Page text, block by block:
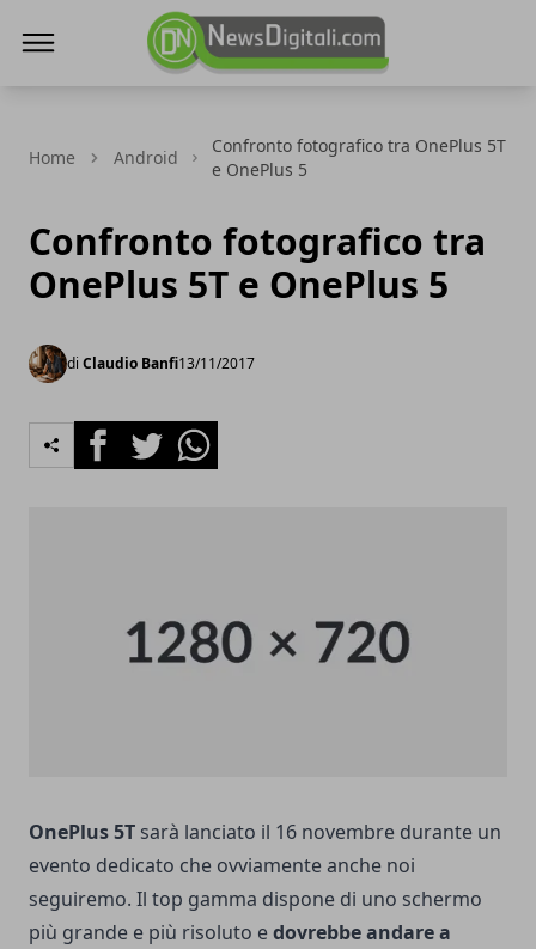
Home Android
Confronto fotografico tra OnePlus 5T
e OnePlus 5
Confronto fotografico tra
OnePlus 5T e OnePlus 5
di Claudio Banfi13/11/2017
FacebookTwitterWhatsapp
OnePlus 5T sarà lanciato il 16 novembre durante un
evento dedicato che ovviamente anche noi
seguiremo. Il top gamma dispone di uno schermo
più grande e più risoluto edovrebbe andare a